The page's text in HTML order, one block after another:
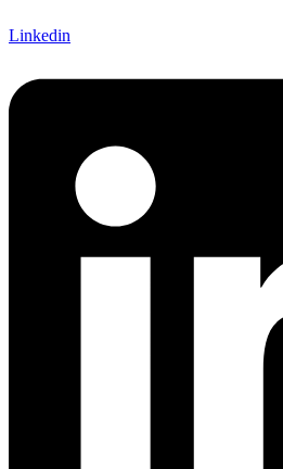
Linkedin